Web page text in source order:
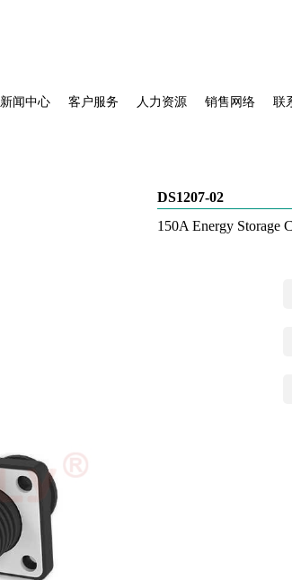
新闻中心 客户服务 人力资源 销售网络 联
DS1207-02
150A Energy Storage